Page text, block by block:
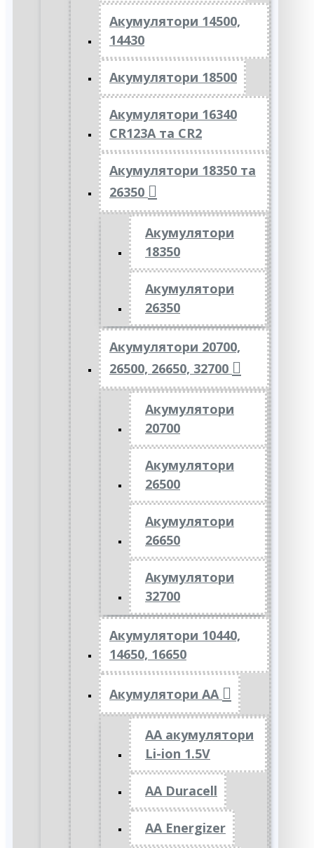
Акумулятори 14500,
14430
Акумулятори 18500
Акумулятори 16340
CR123A та CR2
Акумулятори 18350 та
26350
Акумулятори
18350
Акумулятори
26350
Акумулятори 20700,
26500, 26650, 32700
Акумулятори
20700
Акумулятори
26500
Акумулятори
26650
Акумулятори
32700
Акумулятори 10440,
14650, 16650
Акумулятори АА
AA акумулятори
Li-ion 1.5V
AA Duracell
AA Energizer